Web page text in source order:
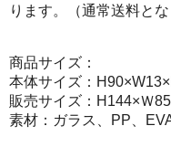
ります。（通常送料とな
商品サイズ：
本体サイズ：
販売サイズ：H144×Ｗ
素材：ガラス、PP、